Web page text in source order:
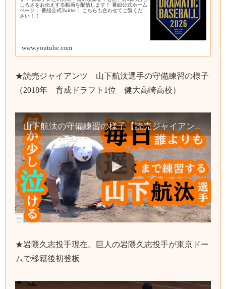
しろさをお伝えする動画を配信します！ 番組公式ホーム
ページ： 番組公式Twitter： こちらも合わせてご覧くだ
さい！！
www.youtube.com
★読売ジャイアンツ 山下航汰選手の守備練習の様子
（2018年 育成ドラフト1位 健大高崎高校）
山下航汰の守備練習の様子【読売ジャイアンツ】（2018年育成ドラフト1位 健大高崎高校）
★岩隈久志投手現在。巨人の岩隈久志投手が東京ドー
ムで移籍後初登板